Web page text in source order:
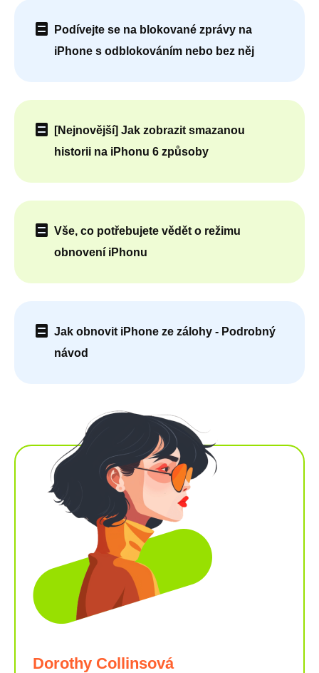
Podívejte se na blokované zprávy na
iPhone s odblokováním nebo bez něj
[Nejnovější] Jak zobrazit smazanou
historii na iPhonu 6 způsoby
Vše, co potřebujete vědět o režimu
obnovení iPhonu
Jak obnovit iPhone ze zálohy - Podrobný
návod
Dorothy Collinsová